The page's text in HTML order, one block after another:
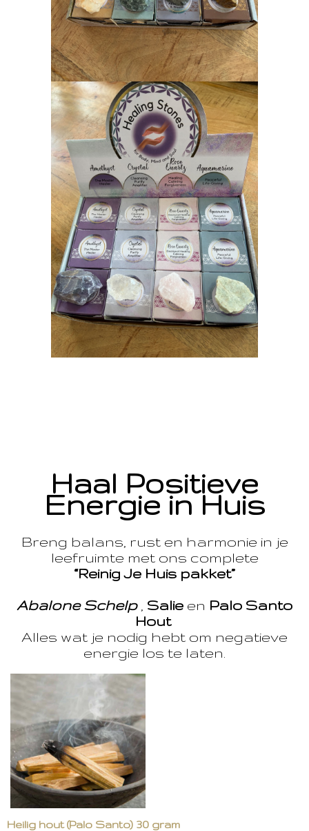
Haal Positieve
Energie in Huis
Breng balans, rust en harmonie in je
leefruimte met ons complete
“Reinig Je Huis pakket”
Abalone Schelp, Salie en Palo Santo
Hout
Alles wat je nodig hebt om negatieve
energie los te laten.
Heilig hout (Palo Santo) 30 gram